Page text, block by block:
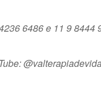
6486 e 11 9 8444